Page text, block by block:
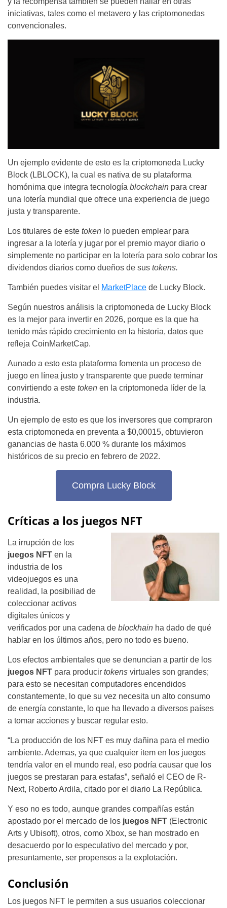
iniciativas, tales como el metavero y las criptomonedas
convencionales.
Un ejemplo evidente de esto es la criptomoneda Lucky
Block (LBLOCK), la cual es nativa de su plataforma
homónima que integra tecnología blockchain para crear
una lotería mundial que ofrece una experiencia de juego
justa y transparente.
Los titulares de este token lo pueden emplear para
ingresar a la lotería y jugar por el premio mayor diario o
simplemente no participar en la lotería para solo cobrar los
dividendos diarios como dueños de sus tokens.
También puedes visitar el MarketPlace de Lucky Block.
Según nuestros análisis la criptomoneda de Lucky Block
es la mejor para invertir en 2026, porque es la que ha
tenido más rápido crecimiento en la historia, datos que
refleja CoinMarketCap.
Aunado a esto esta plataforma fomenta un proceso de
juego en línea justo y transparente que puede terminar
convirtiendo a este token en la criptomoneda líder de la
industria.
Un ejemplo de esto es que los inversores que compraron
esta criptomoneda en preventa a $0,00015, obtuvieron
ganancias de hasta 6.000 % durante los máximos
históricos de su precio en febrero de 2022.
Compra Lucky Block
Críticas a los juegos NFT
La irrupción de los
juegos NFT en la
industria de los
videojuegos es una
realidad, la posibiliad de
coleccionar activos
digitales únicos y
verificados por una cadena de blockhain ha dado de qué
hablar en los últimos años, pero no todo es bueno.
Los efectos ambientales que se denuncian a partir de los
juegos NFT para producir tokens virtuales son grandes;
para esto se necesitan computadores encendidos
constantemente, lo que su vez necesita un alto consumo
de energía constante, lo que ha llevado a diversos países
a tomar acciones y buscar regular esto.
“La producción de los NFT es muy dañina para el medio
ambiente. Ademas, ya que cualquier item en los juegos
tendría valor en el mundo real, eso podría causar que los
juegos se prestaran para estafas”, señaló el CEO de R-
Next, Roberto Ardila, citado por el diario La República.
Y eso no es todo, aunque grandes compañías están
apostado por el mercado de los juegos NFT (Electronic
Arts y Ubisoft), otros, como Xbox, se han mostrado en
desacuerdo por lo especulativo del mercado y por,
presuntamente, ser propensos a la explotación.
Conclusión
Los juegos NFT le permiten a sus usuarios coleccionar